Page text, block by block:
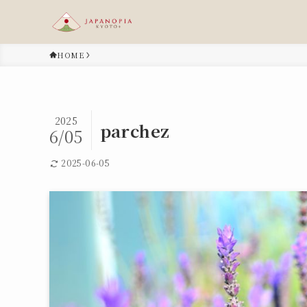
HOME
parchez
2025
6/05
2025-06-05